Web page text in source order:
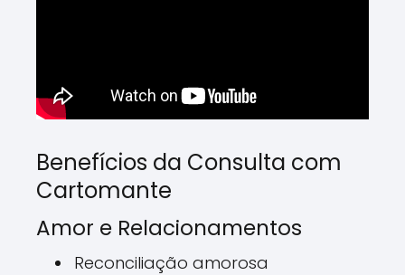
Benefícios da Consulta com
Cartomante
Amor e Relacionamentos
Reconciliação amorosa